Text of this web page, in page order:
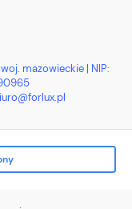
mazowieckie | NIP: